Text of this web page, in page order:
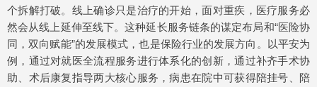
个拆解打破。线上确诊只是治疗的开始，面对重疾，医疗服务必
然会从线上延伸至线下。这种延长服务链条的谋定布局和“医险协
同，双向赋能”的发展模式，也是保险行业的发展方向。以平安为
例，通过对就医全流程服务进行体系化的创新，通过补齐手术协
助、术后康复指导两大核心服务，病患在院中可获得陪挂号、陪